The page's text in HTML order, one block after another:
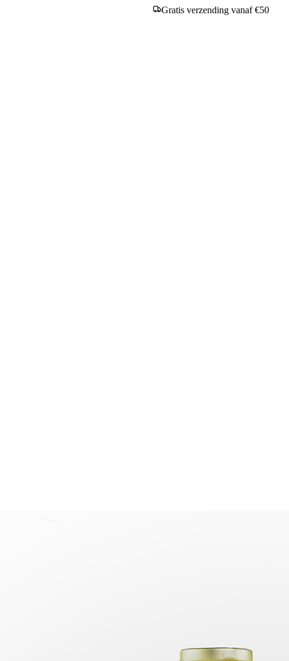
Gratis verzending vanaf €50